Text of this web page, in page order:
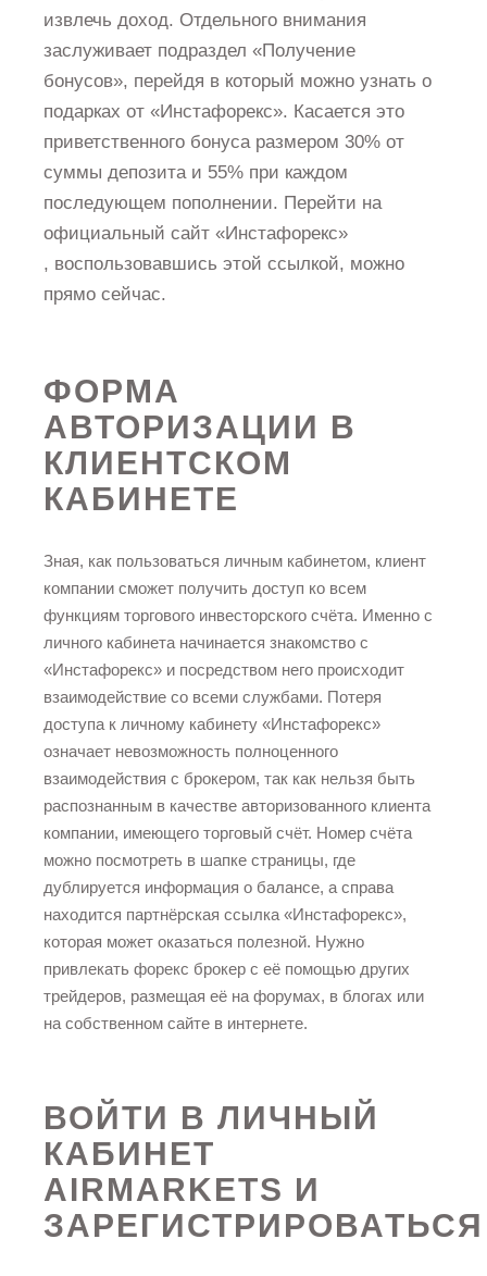
извлечь доход. Отдельного внимания
заслуживает подраздел «Получение
бонусов», перейдя в который можно узнать о
подарках от «Инстафорекс». Касается это
приветственного бонуса размером 30% от
суммы депозита и 55% при каждом
последующем пополнении. Перейти на
официальный сайт «Инстафорекс»
, воспользовавшись этой ссылкой, можно
прямо сейчас.
ФОРМА
АВТОРИЗАЦИИ В
КЛИЕНТСКОМ
КАБИНЕТЕ
Зная, как пользоваться личным кабинетом, клиент
компании сможет получить доступ ко всем
функциям торгового инвесторского счёта. Именно с
личного кабинета начинается знакомство с
«Инстафорекс» и посредством него происходит
взаимодействие со всеми службами. Потеря
доступа к личному кабинету «Инстафорекс»
означает невозможность полноценного
взаимодействия с брокером, так как нельзя быть
распознанным в качестве авторизованного клиента
компании, имеющего торговый счёт. Номер счёта
можно посмотреть в шапке страницы, где
дублируется информация о балансе, а справа
находится партнёрская ссылка «Инстафорекс»,
которая может оказаться полезной. Нужно
привлекать форекс брокер с её помощью других
трейдеров, размещая её на форумах, в блогах или
на собственном сайте в интернете.
ВОЙТИ В ЛИЧНЫЙ
КАБИНЕТ
AIRMARKETS И
ЗАРЕГИСТРИРОВАТЬСЯ